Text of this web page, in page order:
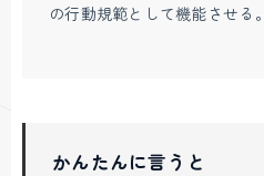
の行動規範として機能させる。
かんたんに言うと